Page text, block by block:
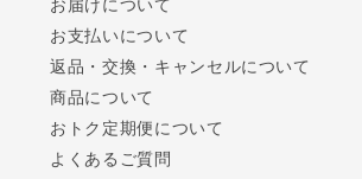
お届けについて
お支払いについて
返品・交換・キャンセルについて
商品について
おトク定期便について
よくあるご質問